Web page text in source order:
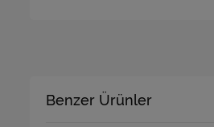
Benzer Ürünler